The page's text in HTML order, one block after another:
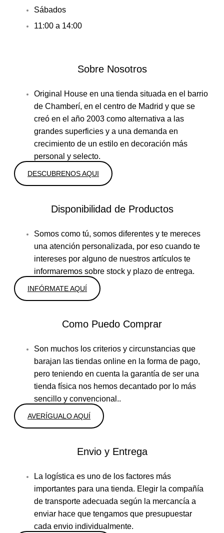
Sábados
11:00 a 14:00
Sobre Nosotros
Original House en una tienda situada en el barrio
de Chamberí, en el centro de Madrid y que se
creó en el año 2003 como alternativa a las
grandes superficies y a una demanda en
crecimiento de un estilo en decoración más
personal y selecto.
DESCUBRENOS AQUI
Disponibilidad de Productos
Somos como tú, somos diferentes y te mereces
una atención personalizada, por eso cuando te
intereses por alguno de nuestros artículos te
informaremos sobre stock y plazo de entrega.
INFÓRMATE AQUÍ
Como Puedo Comprar
Son muchos los criterios y circunstancias que
barajan las tiendas online en la forma de pago,
pero teniendo en cuenta la garantía de ser una
tienda física nos hemos decantado por lo más
sencillo y convencional..
AVERÍGUALO AQUÍ
Envio y Entrega
La logística es uno de los factores más
importantes para una tienda. Elegir la compañía
de transporte adecuada según la mercancía a
enviar hace que tengamos que presupuestar
cada envio individualmente.